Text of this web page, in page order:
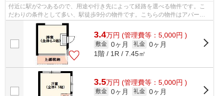
付近に駅が2つあるので、用途や行き先によって経路を選べる物件です。こ
だわりの条件として多い、駅徒歩9分の物件です。こちらの物件はアパート
です。ATMに行かずとも、初期費用や家賃...
3.4万円 (管理費等：5,000円 )
敷金 0ヶ月 礼金 0ヶ月
1階 / 1R / 7.45㎡
3.5万円 (管理費等：5,000円 )
敷金 0ヶ月 礼金 0ヶ月